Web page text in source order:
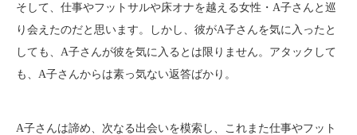
そして、仕事やフットサルや床オナを越える女性・A子さんと巡
り会えたのだと思います。しかし、彼がA子さんを気に入ったと
しても、A子さんが彼を気に入るとは限りません。アタックして
も、A子さんからは素っ気ない返答ばかり。
A子さんは諦め、次なる出会いを模索し、これまた仕事やフット